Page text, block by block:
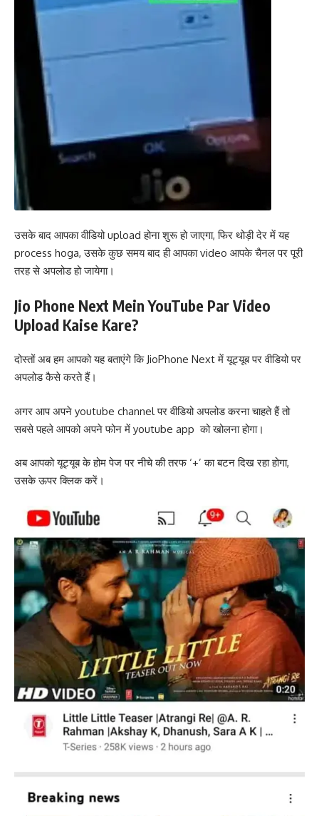
उसके बाद आपका वीडियो upload होना शुरू हो जाएगा, फिर थोड़ी देर में यह
process hoga, उसके कुछ समय बाद ही आपका video आपके चैनल पर पूरी
तरह से अपलोड हो जायेगा।
Jio Phone Next Mein YouTube Par Video
Upload Kaise Kare?
दोस्तों अब हम आपको यह बताएंगे कि JioPhone Next में यूट्यूब पर वीडियो पर
अपलोड कैसे करते हैं।
अगर आप अपने youtube channel पर वीडियो अपलोड करना चाहते हैं तो
सबसे पहले आपको अपने फोन में youtube app को खोलना होगा।
अब आपको यूट्यूब के होम पेज पर नीचे की तरफ ‘+’ का बटन दिख रहा होगा,
उसके ऊपर क्लिक करें।